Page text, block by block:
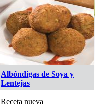
Albóndigas de Soya y
Lentejas
Receta nueva